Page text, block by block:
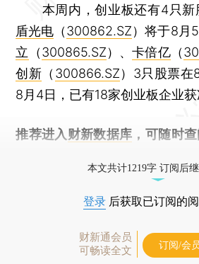
本周内，创业板还有4只新
盾光电 （300862.SZ）将于8月
立 （300865.SZ）、卡倍亿（
创新 （ 300866.SZ）3只股票在
8月4日，已有18家创业板企业获
推荐进入 财新数据库 ，可随时
本文共计1219字 订阅后
登录 后获取已订阅的
财新通会员
可畅读全文
订阅/会